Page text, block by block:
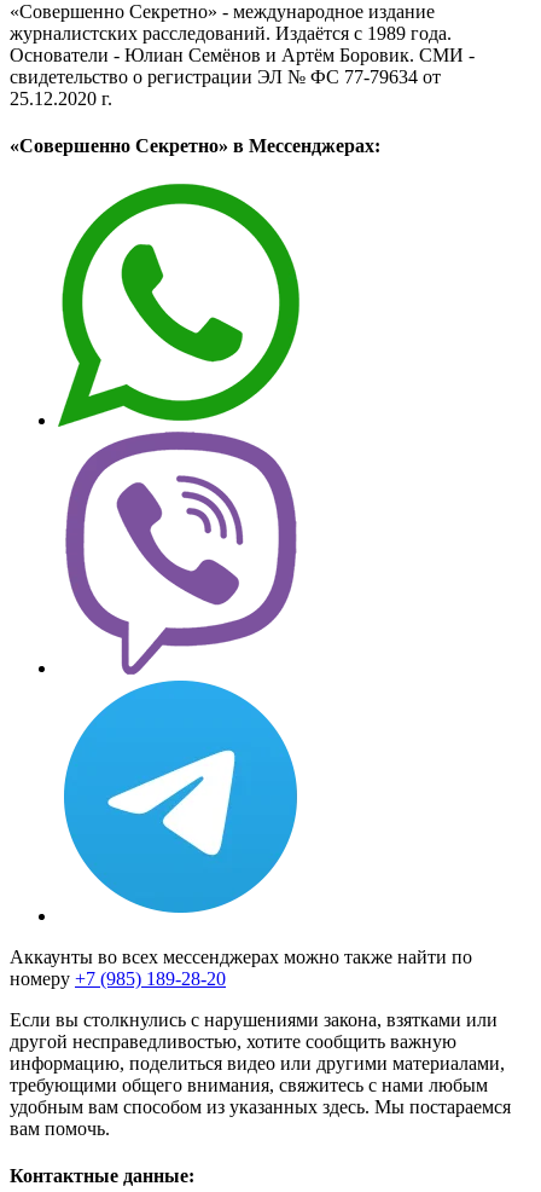
«Совершенно Секретно» - международное издание
журналистских расследований. Издаётся с 1989 года.
Основатели - Юлиан Семёнов и Артём Боровик. CМИ -
свидетельство о регистрации ЭЛ № ФС 77-79634 от
25.12.2020 г.
«Совершенно Секретно» в Мессенджерах:
Аккаунты во всех мессенджерах можно также найти по
номеру +7 (985) 189-28-20
Если вы столкнулись с нарушениями закона, взятками или
другой несправедливостью, хотите сообщить важную
информацию, поделиться видео или другими материалами,
требующими общего внимания, свяжитесь с нами любым
удобным вам способом из указанных здесь. Мы постараемся
вам помочь.
Контактные данные: